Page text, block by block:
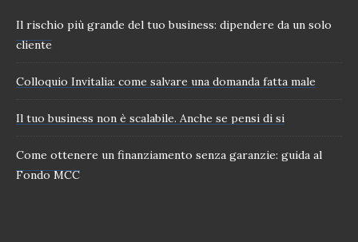
Il rischio più grande del tuo business: dipendere da un solo
cliente
Colloquio Invitalia: come salvare una domanda fatta male
Il tuo business non è scalabile. Anche se pensi di si
Come ottenere un finanziamento senza garanzie: guida al
Fondo MCC